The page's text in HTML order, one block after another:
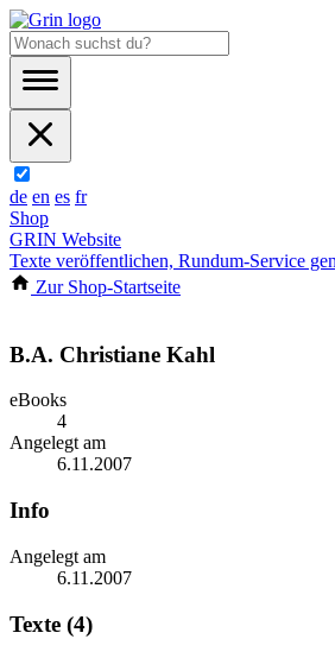
de en es fr
Shop
GRIN Website
Texte veröffentlichen, Rundum-Service
Zur Shop-Startseite
B.A. Christiane Kahl
eBooks
4
Angelegt am
6.11.2007
Info
Angelegt am
6.11.2007
Texte (4)